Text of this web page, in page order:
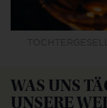
WAS UNS
UNSERE